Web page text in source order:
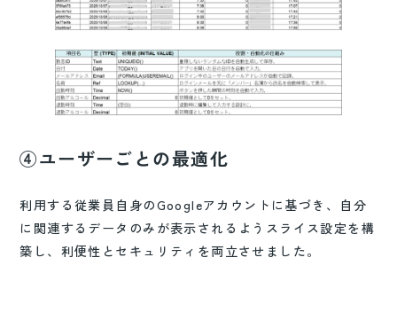
④ユーザーごとの最適化
利用する従業員自身のGoogleアカウントに基づき、自分
に関連するデータのみが表示されるようスライス設定を構
築し、利便性とセキュリティを両立させました。